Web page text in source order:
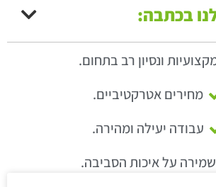
בכתבה:
ונסיון רב בתחום.
מחירים אטרקטיביים.
עבודה יעילה ומהירה.
שמירה על איכות הסביבה.